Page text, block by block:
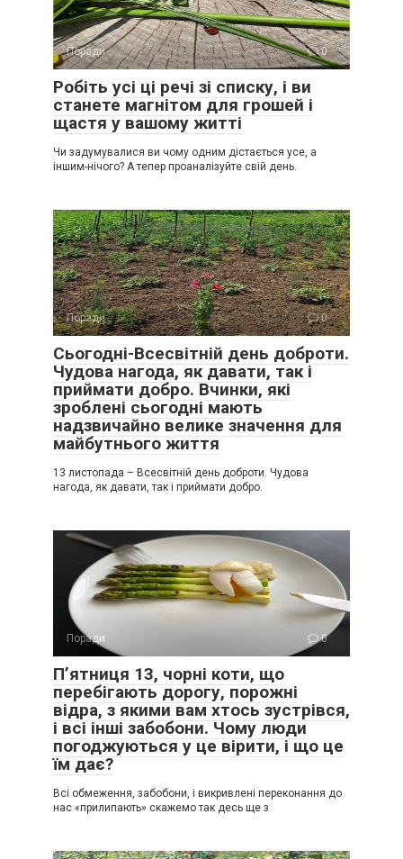
Поради 0
Робіть усі ці речі зі списку, і ви
станете магнітом для грошей і
щастя у вашому житті
Чи задумувалися ви чому одним дістається усе, а
іншим-нічого? А тепер проаналізуйте свій день.
Поради 0
Сьогодні-Всесвітній день доброти.
Чудова нагода, як давати, так і
приймати добро. Вчинки, які
зроблені сьогодні мають
надзвичайно велике значення для
майбутнього життя
13 листопада – Всесвітній день доброти. Чудова
нагода, як давати, так і приймати добро.
Поради 0
Пʼятниця 13, чорні коти, що
перебігають дорогу, порожні
відра, з якими вам хтось зустрівся,
і всі інші забобони. Чому люди
погоджуються у це вірити, і що це
їм дає?
Всі обмеження, забобони, і викривлені переконання до
нас «прилипають» скажемо так десь ще з